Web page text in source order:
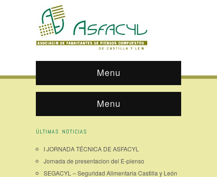
Menu
Menu
ÚLTIMAS NOTICIAS
I JORNADA TÉCNICA DE ASFACYL
Jornada de presentacion del E-pienso
SEGACYL – Seguridad Alimentaria Castilla y León